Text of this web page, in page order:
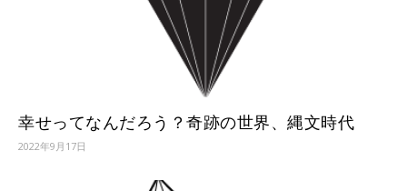
幸せってなんだろう？奇跡の世界、縄文時代
2022年9月17日